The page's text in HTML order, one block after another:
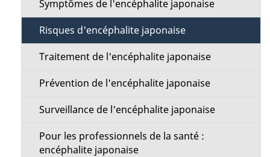
Symptômes de l'encéphalite japonaise
Risques d'encéphalite japonaise
Traitement de l'encéphalite japonaise
Prévention de l'encéphalite japonaise
Surveillance de l'encéphalite japonaise
Pour les professionnels de la santé :
encéphalite japonaise